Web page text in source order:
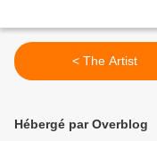
< The Artist
Hébergé par Overblog